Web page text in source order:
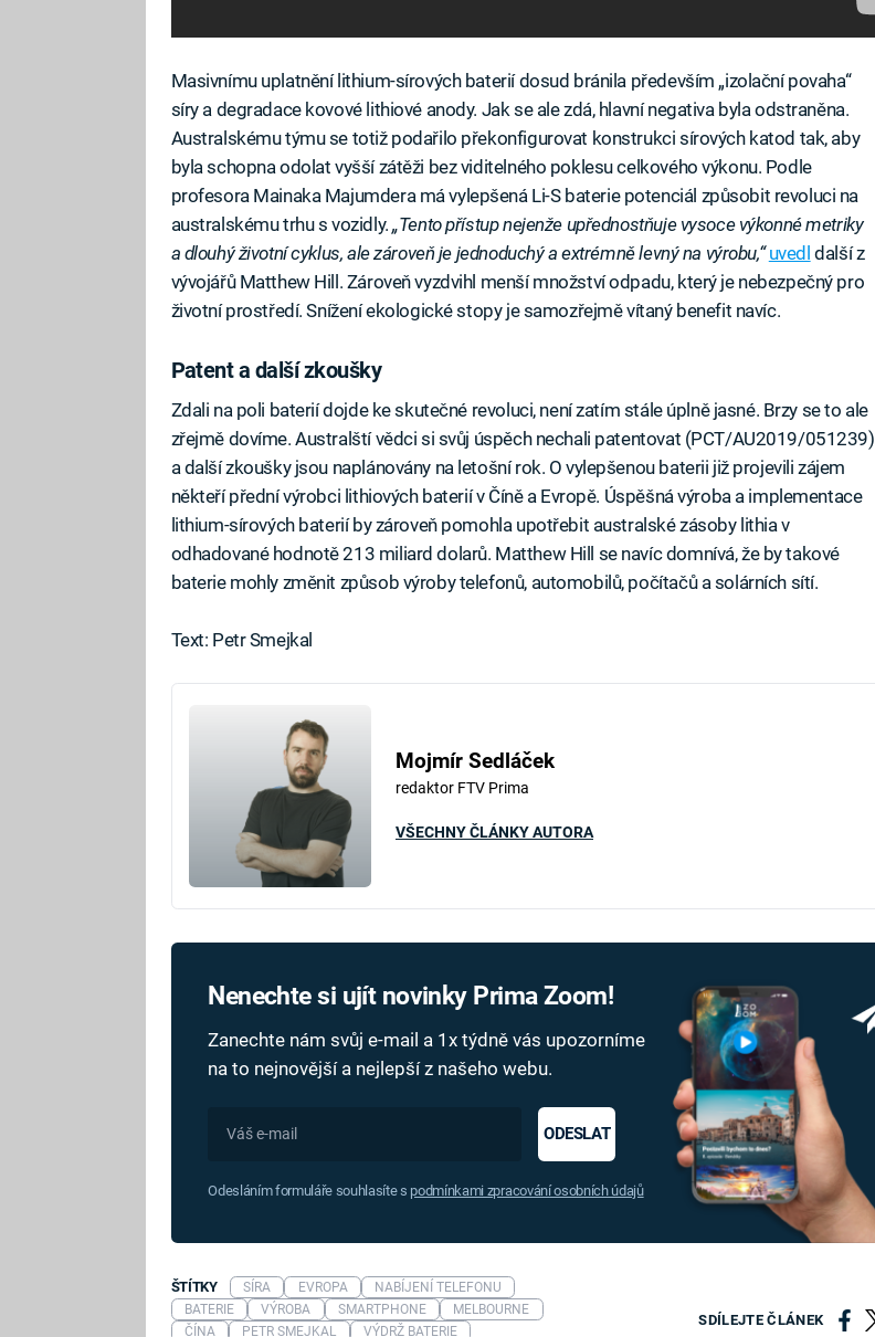
Masivnímu uplatnění lithium-sírových baterií dosud bránila především „izolační povaha“
síry a degradace kovové lithiové anody. Jak se ale zdá, hlavní negativa byla odstraněna.
Australskému týmu se totiž podařilo překonfigurovat konstrukci sírových katod tak, aby
byla schopna odolat vyšší zátěži bez viditelného poklesu celkového výkonu. Podle
profesora Mainaka Majumdera má vylepšená Li-S baterie potenciál způsobit revoluci na
australskému trhu s vozidly.„Tento přístup nejenže upřednostňuje vysoce výkonné metriky
a dlouhý životní cyklus, ale zároveň je jednoduchý a extrémně levný na výrobu,“ uvedl další z
vývojářů Matthew Hill. Zároveň vyzdvihl menší množství odpadu, který je nebezpečný pro
životní prostředí. Snížení ekologické stopy je samozřejmě vítaný benefit navíc.
Patent a další zkoušky
Zdali na poli baterií dojde ke skutečné revoluci, není zatím stále úplně jasné. Brzy se to ale
zřejmě dovíme. Australští vědci si svůj úspěch nechali patentovat (PCT/AU2019/051239)
a další zkoušky jsou naplánovány na letošní rok. O vylepšenou baterii již projevili zájem
někteří přední výrobci lithiových baterií v Číně a Evropě. Úspěšná výroba a implementace
lithium-sírových baterií by zároveň pomohla upotřebit australské zásoby lithia v
odhadované hodnotě 213 miliard dolarů. Matthew Hill se navíc domnívá, že by takové
baterie mohly změnit způsob výroby telefonů, automobilů, počítačů a solárních sítí.
Text: Petr Smejkal
Mojmír Sedláček
redaktor FTV Prima
VŠECHNY ČLÁNKY AUTORA
Nenechte si ujít novinky Prima Zoom!
Zanechte nám svůj e-mail a 1x týdně vás upozorníme
na to nejnovější a nejlepší z našeho webu.
ODESLAT
Odesláním formuláře souhlasíte s podmínkami zpracování osobních údajů
SDÍLEJTE ČLÁNEK
ŠTÍTKY SÍRA EVROPA
NABÍJENÍ TELEFONU
BATERIE
VÝROBA SMARTPHONE
MELBOURNE
ČÍNA
PETR SMEJKAL VÝDRŽ BATERIE